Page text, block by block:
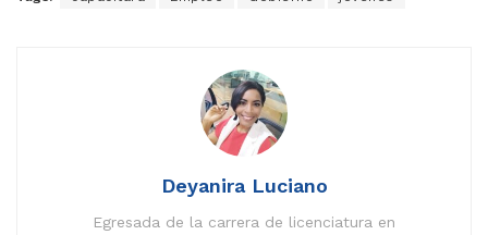
Deyanira Luciano
Egresada de la carrera de licenciatura en